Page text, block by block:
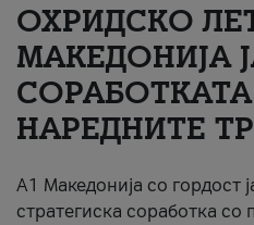
#ПодобарОнлајн
ОХРИДСКО
МАКЕДОНИЈА
НАРЕДНИТЕ
A1 Македонија со гордост
стратегиска соработка со